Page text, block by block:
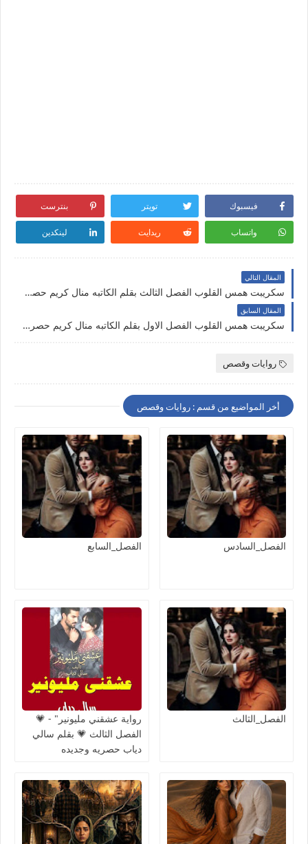
فيسبوك تويتر بنترست
واتساب ريدايت لينكدين
المقال التالي
سكريبت همس القلوب الفصل الثالث بقلم الكاتبه منال كريم حصريه وجديده
المقال السابق
سكريبت همس القلوب الفصل الاول بقلم الكاتبه منال كريم حصريه وجديده
روايات وقصص
أخر المواضيع من قسم : روايات وقصص
الفصل_السادس الفصل_السابع
الفصل_الثالث
رواية عشقني مليونير" - 💗
الفصل الثالث 💗 بقلم سالي
دياب حصريه وجديده